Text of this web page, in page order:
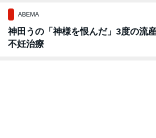
ABEMA
神田うの「神様を恨んだ」3度の流
不妊治療